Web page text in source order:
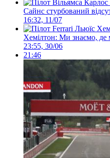
Сайнс стурбований
16:32, 11/07
Хемілтон: Ми знаємо, де
23:55, 30/06
21:46